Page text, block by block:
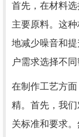
首先，在材料
主要原料。这
地减少噪音和
户需求选择不
在制作工艺方
精。首先，我
关标准和要求